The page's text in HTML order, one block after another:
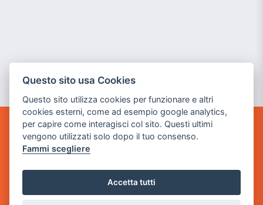
GAME WARP
BY POWER GAME SRL
Sede Legale
via Villaggio dei Platani, 3
- 25014 Castenedolo, Brescia
Questo sito usa Cookies
Questo sito utilizza cookies per funzionare e altri
cookies esterni, come ad esempio google analytics,
per capire come interagisci col sito. Questi ultimi
vengono utilizzati solo dopo il tuo consenso.
Fammi scegliere
Accetta tutti